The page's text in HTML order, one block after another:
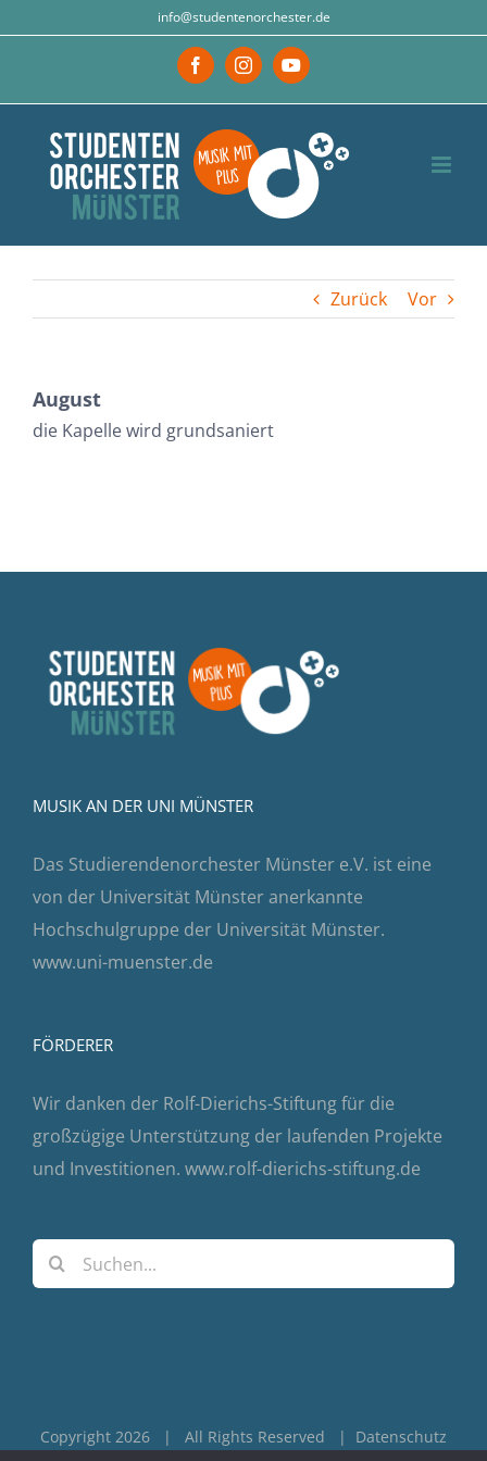
info@studentenorchester.de
FacebookInstagramYouTube
Zurück Vor
August
die Kapelle wird grundsaniert
MUSIK AN DER UNI MÜNSTER
Das Studierendenorchester Münster e.V. ist eine
von der Universität Münster anerkannte
Hochschulgruppe der Universität Münster.
www.uni-muenster.de
FÖRDERER
Wir danken der Rolf-Dierichs-Stiftung für die
großzügige Unterstützung der laufenden Projekte
und Investitionen. www.rolf-dierichs-stiftung.de
Suche
nach:
Copyright 2026 | All Rights Reserved | Datenschutz